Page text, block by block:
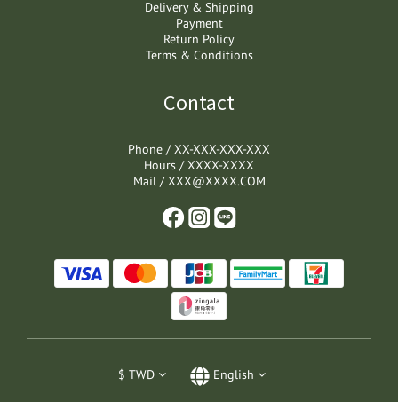
Delivery & Shipping
Payment
Return Policy
Terms & Conditions
Contact
Phone / XX-XXX-XXX-XXX
Hours / XXXX-XXXX
Mail / XXX@XXXX.COM
$ TWD English